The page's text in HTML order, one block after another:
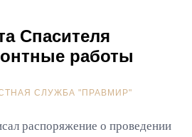
Спасителя
работы
СЛУЖБА "ПРАВМИР"
распоряжение о проведении